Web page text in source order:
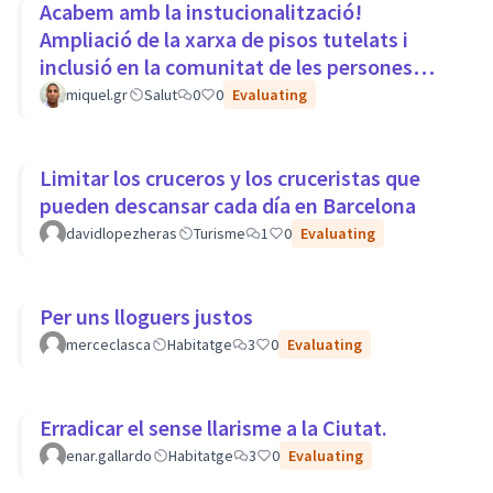
Acabem amb la instucionalització!
Ampliació de la xarxa de pisos tutelats i
inclusió en la comunitat de les persones
amb trastorns mentals.
miquel.gr Salut 0 0 Evaluating
Limitar los cruceros y los cruceristas que
pueden descansar cada día en Barcelona
davidlopezheras Turisme 1 0 Evaluating
Per uns lloguers justos
merceclasca Habitatge 3 0 Evaluating
Erradicar el sense llarisme a la Ciutat.
enar.gallardo Habitatge 3 0 Evaluating